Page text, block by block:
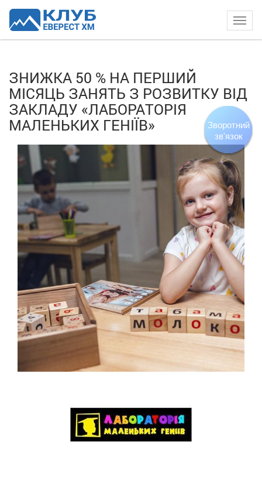
ЗНИЖКА 50 % НА ПЕРШИЙ
МІСЯЦЬ ЗАНЯТЬ З РОЗВИТКУ ВІД
ЗАКЛАДУ «ЛАБОРАТОРІЯ
МАЛЕНЬКИХ ГЕНІЇВ»